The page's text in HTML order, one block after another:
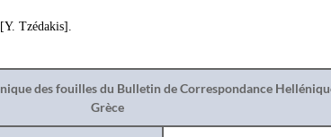
Tzédakis].
des fouilles du Bulletin de Correspondance
Grèce